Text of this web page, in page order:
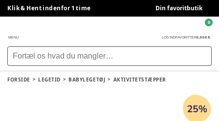
Klik & Hent indenfor 1 time Din favoritbutik
MENU LOG INDFAVORITTER0,00 KR.
0
FORSIDE LEGETID BABYLEGETØJ AKTIVITETSTÆPPER